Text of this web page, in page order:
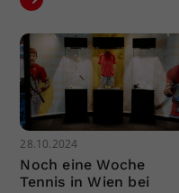
28.10.2024
Noch eine Woche
Tennis in Wien bei